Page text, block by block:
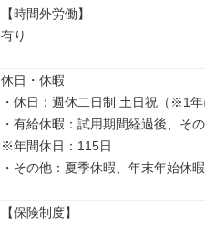
【時間外労働】
有り
休日・休暇
・休日：週休二日制 土日祝（※1
・有給休暇：試用期間経過後、そ
※年間休日：115日
・その他：夏季休暇、年末年始休
【保険制度】